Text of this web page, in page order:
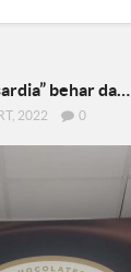
behar da…
2022 0